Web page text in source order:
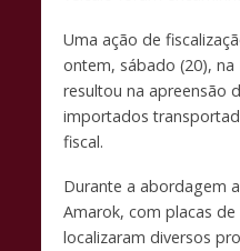
k p k
Uma ação de
ontem, sábado (20), na
resultou na apreensão
importados
fiscal.
Durante a abordagem
Amarok, com placas
localizaram diversos